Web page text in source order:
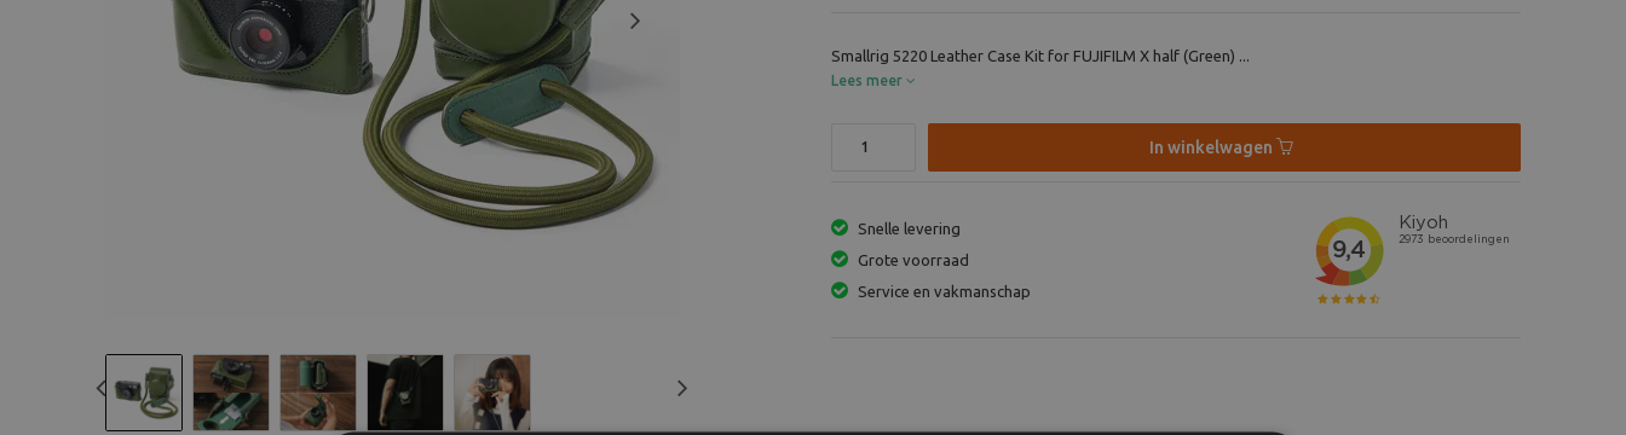
Previous
Smallrig 5220 Leather Case Kit for FUJIFILM X half (Green) ...
Lees meer
In winkelwagen
Snelle levering
Grote voorraad
Service en vakmanschap